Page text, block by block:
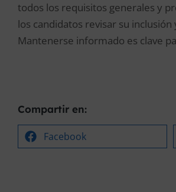
todos los requisitos generales y
los candidatos revisar su
Mantenerse informado es clave
Compartir en:
Facebook